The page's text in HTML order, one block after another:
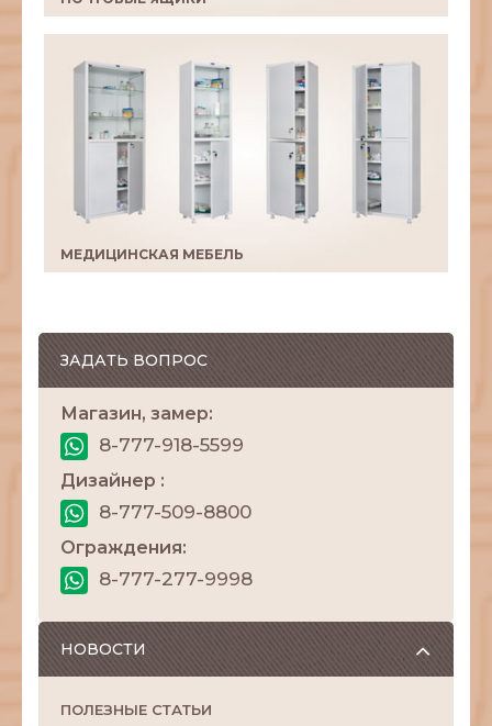
МЕДИЦИНСКАЯ МЕБЕЛЬ
ЗАДАТЬ ВОПРОС
Магазин, замер:
8-777-918-5599
Дизайнер :
8-777-509-8800
Ограждения:
8-777-277-9998
НОВОСТИ
ПОЛЕЗНЫЕ СТАТЬИ